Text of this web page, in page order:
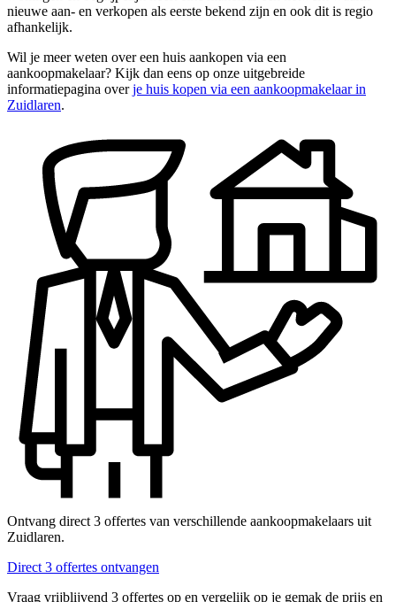
nieuwe aan- en verkopen als eerste bekend zijn en ook dit is regio
afhankelijk.
Wil je meer weten over een huis aankopen via een
aankoopmakelaar? Kijk dan eens op onze uitgebreide
informatiepagina overje huis kopen via een aankoopmakelaar in
Zuidlaren.
Ontvang direct 3 offertes van verschillende aankoopmakelaars uit
Zuidlaren.
Direct 3 offertes ontvangen
Vraag vrijblijvend 3 offertes op en vergelijk op je gemak de prijs en